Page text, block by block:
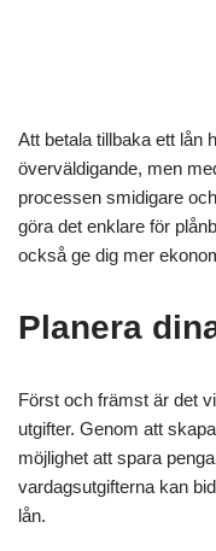
Att betala tillbaka ett lån
överväldigande, men
processen smidigare
göra det enklare för
också ge dig mer
Planera
Först och främst är det
utgifter. Genom att
möjlighet att spara
vardagsutgifterna kan
lån.